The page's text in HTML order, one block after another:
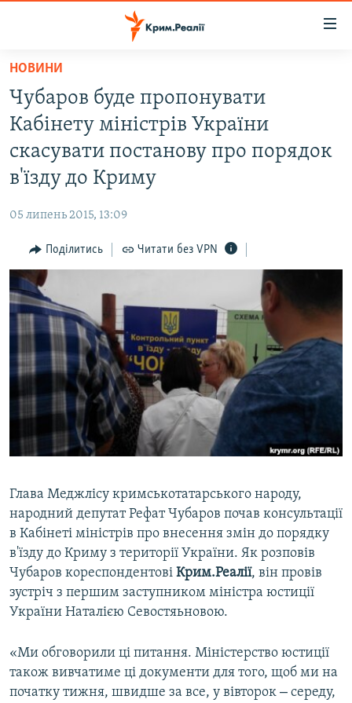
Перейти
основного
матеріалу
до
основної
Перейти
пошуку
НОВИНИ
ВОДА.КРИМ
ВІДЕО ТА ФОТО
ПОЛІТИКА
ІНТЕРВ'Ю
ВСЕ ЗА ДЕНЬ
СПЕЦПРОЕКТИ
ДЕПОРТАЦІЯ
ВІДЕОУРОКИ «ELIFBE»
СВІДЧЕННЯ ОКУПАЦІЇ
УКРАЇНСЬКА ПРОБЛЕМА КРИМУ
ІНФОГРАФІКА
ЯК ОБІЙТИ БЛОКУВАННЯ
Русский
Qırımtatar
ДОЛУЧАЙСЯ!
Усі сайти RFE/RL
НОВИНИ
Чубаров буде пропонувати
Кабінету міністрів України
скасувати постанову про порядок
в'їзду до Криму
05 липень 2015, 13:09
Поділитись Читати без VPN
Глава Меджлісу кримськотатарського народу,
народний депутат Рефат Чубаров почав консультації
в Кабінеті міністрів про внесення змін до порядку
в'їзду до Криму з території України. Як розповів
Чубаров кореспондентові Крим.Реалії, він провів
зустріч з першим заступником міністра юстиції
України Наталією Севостяьновою.
«Ми обговорили ці питання. Міністерство юстиції
також вивчатиме ці документи для того, щоб ми на
початку тижня, швидше за все, у вівторок – середу,